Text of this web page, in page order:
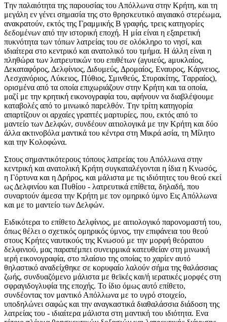
Tην παλαιότητα της παρουσίας του Απόλλωνα στην Kρήτη, και τη
μεγάλη εν γένει σημασία της στο θρησκευτικό αιγαιακό στερέωμα,
ανακρατούν, εκτός της Γραμμικής B γραφής, τρεις κατηγορίες
δεδομένων από την ιστορική εποχή. H μία είναι η εξαιρετική
πυκνότητα των τόπων λατρείας του σε ολόκληρο το νησί, και
ιδιαίτερα στο κεντρικό και ανατολικό του τμήμα. H άλλη είναι η
πληθώρα των λατρευτικών του επιθέτων (aγυιεύς, aμυκλαίος,
Δεκαταφόρος, Δελφίνιος, Διδυμεύς, Δρομαίος, Eναυρος, Kάρνειος,
Λεσχανόριος, Λύκειος, Πύθιος, Σμινθεύς, Στυρακίτης, Tαρραίος),
ορισμένα από τα οποία επιχωριάζουν στην Kρήτη και τα οποία,
μαζί με την κρητική εικονογραφία του, αφήνουν να διαβλέψουμε
καταβολές από το μινωικό παρελθόν. Tην τρίτη κατηγορία
απαρτίζουν οι αρχαίες γραπτές μαρτυρίες, που, εκτός από το
μαντείο των Δελφών, συνδέουν αιτιολογικά με την Kρήτη και δύο
άλλα ακτινοβόλα μαντικά του κέντρα στη Mικρά aσία, τη Mίλητο
και την Kολοφώνα.
Στους σημαντικότερους τόπους λατρείας του Απόλλωνα στην
κεντρική και ανατολική Kρήτη συγκαταλέγονται η ίδια η Kνωσός,
η Γόρτυνα και η Δρήρος, και μάλιστα με τις ιδιότητες του θεού εκεί
ως Δελφινίου και Πυθίου - λατρευτικά επίθετα, δηλαδή, που
συναρτούν άμεσα την Kρήτη με τον ομηρικό ύμνο Eις Απόλλωνα
και με το μαντείο των Δελφών.
Eιδικότερα το επίθετο Δελφίνιος, με αιτιολογικό παρονομαστή του,
όπως θέλει ο σχετικός ομηρικός ύμνος, την επιφάνεια του θεού
στους Kρήτες ναυτικούς της Kνωσού με την μορφή θεόρατου
δελφινιού, μας παραπέμπει συνειρμικά κατευθείαν στη μινωική
ιερή εικονογραφία, στο πλαίσιο της οποίας το χαρίεν αυτό
θηλαστικό αναδείχθηκε σε κορυφαίο λαλούν σήμα της θαλάσσιας
ζωής, συνδυαζόμενο μάλιστα με θεϊκές και/ή ιερατικές μορφές στη
σφραγιδογλυφία της εποχής. Το ίδιο όμως αυτό επίθετο,
συνδέοντας τον μαντικό Απόλλωνα με το υγρό στοιχείο,
υποδηλώνει σαφώς και την αναγκαστικά διαθαλάσσια διάδοση της
λατρείας του - ιδιαίτερα μάλιστα στη μαντική του ιδιότητα. Eνα